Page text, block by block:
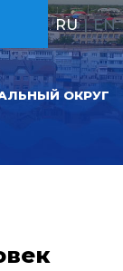
ОКРУГ
RU | EN